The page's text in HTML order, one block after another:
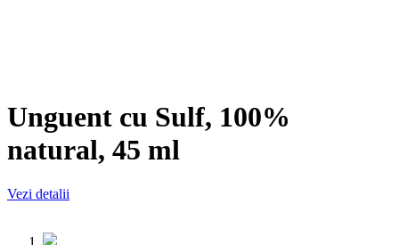
Unguent cu Sulf, 100%
natural, 45 ml
Vezi detalii